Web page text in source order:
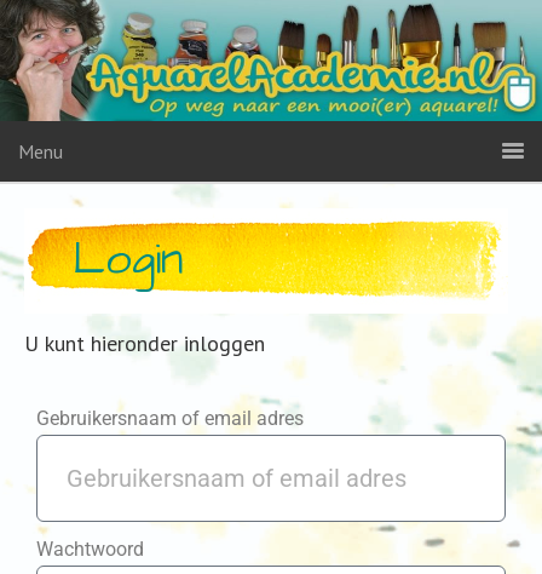
Menu
Login
U kunt hieronder inloggen
Gebruikersnaam of email adres
Wachtwoord